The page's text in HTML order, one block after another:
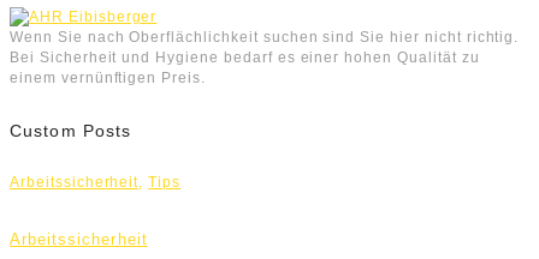
Wenn Sie nach Oberflächlichkeit suchen sind Sie hier nicht richtig.
Bei Sicherheit und Hygiene bedarf es einer hohen Qualität zu
einem vernünftigen Preis.
Custom Posts
Arbeitssicherheit,Tips
Arbeitssicherheit